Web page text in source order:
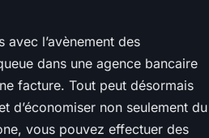
l’avènement des
dans une agence bancaire
facture. Tout peut désormais
d’économiser non seulement du
vous pouvez effectuer des